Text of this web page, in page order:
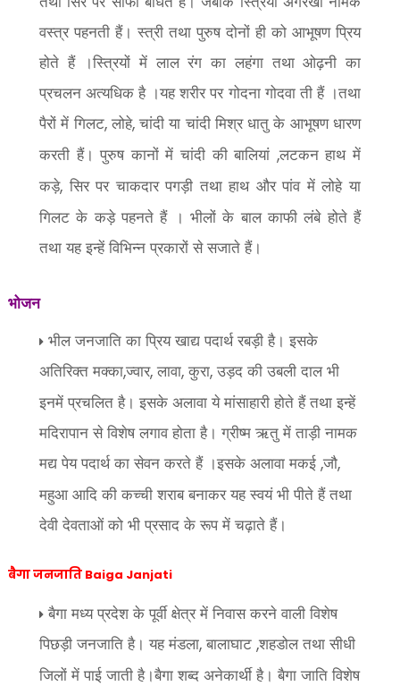
वस्त्र पहनती हैं। स्त्री तथा पुरुष दोनों ही को आभूषण प्रिय
होते हैं ।स्त्रियों में लाल रंग का लहंगा तथा ओढ़नी का
प्रचलन अत्यधिक है ।यह शरीर पर गोदना गोदवा ती हैं ।तथा
पैरों में गिलट, लोहे,चांदी या चांदी मिश्र धातु के आभूषण धारण
करती हैं। पुरुष कानों में चांदी की बालियां ,लटकन हाथ में
कड़े, सिर पर चाकदार पगड़ी तथा हाथ और पांव में लोहे या
गिलट के कड़े पहनते हैं । भीलों के बाल काफी लंबे होते हैं
तथा यह इन्हें विभिन्न प्रकारों से सजाते हैं।
भोजन
भील जनजाति का प्रिय खाद्य पदार्थ रबड़ी है। इसके
अतिरिक्त मक्का,ज्वार, लावा, कुरा, उड़द की उबली दाल भी
इनमें प्रचलित है। इसके अलावा ये मांसाहारी होते हैं तथा इन्हें
मदिरापान से विशेष लगाव होता है। ग्रीष्म ऋतु में ताड़ी नामक
मद्य पेय पदार्थ का सेवन करते हैं ।इसके अलावा मकई ,जौ,
महुआ आदि की कच्ची शराब बनाकर यह स्वयं भी पीते हैं तथा
देवी देवताओं को भी प्रसाद के रूप में चढ़ाते हैं।
बैगा जनजाति Baiga Janjati
बैगा मध्य प्रदेश के पूर्वी क्षेत्र में निवास करने वाली विशेष
पिछड़ी जनजाति है। यह मंडला, बालाघाट ,शहडोल तथा सीधी
जिलों में पाई जाती है।बैगा शब्द अनेकार्थी है। बैगा जाति विशेष